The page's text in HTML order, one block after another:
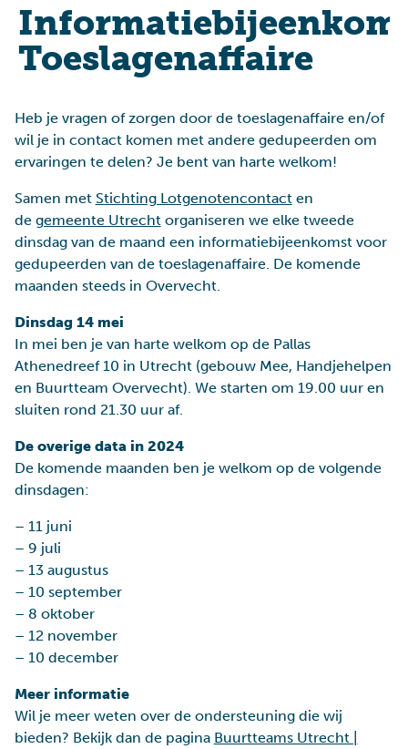
Toeslagenaffaire
Heb je vragen of zorgen door de toeslagenaffaire en/of
wil je in contact komen met andere gedupeerden om
ervaringen te delen? Je bent van harte welkom!
Samen met Stichting Lotgenotencontacten
de gemeente Utrechtorganiseren we elke tweede
dinsdag van de maand een informatiebijeenkomst voor
gedupeerden van de toeslagenaffaire. De komende
maanden steeds in Overvecht.
Dinsdag 14 mei
In mei ben je van harte welkom op de Pallas
Athenedreef 10 in Utrecht (gebouw Mee, Handjehelpen
en Buurtteam Overvecht). We starten om 19.00 uur en
sluiten rond 21.30 uur af.
De overige data in 2024
De komende maanden ben je welkom op de volgende
dinsdagen:
– 11 juni
– 9 juli
– 13 augustus
– 10 september
– 8 oktober
– 12 november
– 10 december
Meer informatie
Wil je meer weten over de ondersteuning die wij
bieden? Bekijk dan de pagina Buurtteams Utrecht |